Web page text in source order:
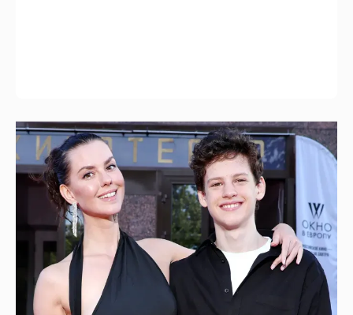
Александра Ребенок, Лянка Грыу с сыном,
Павел Лунгин и другие звёзды посетили
открытие фестиваля "Окно в Европу"